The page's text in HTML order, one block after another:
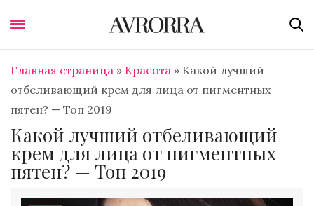
Главная страница » Красота » Какой лучший
отбеливающий крем для лица от пигментных
пятен? — Топ 2019
Какой лучший отбеливающий
крем для лица от пигментных
пятен? — Топ 2019